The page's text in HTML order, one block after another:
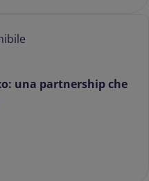
una partnership che